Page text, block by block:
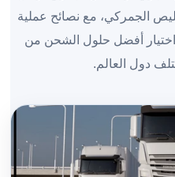
الجمركي، مع نصائح عملية
أفضل حلول الشحن من
دول العالم.